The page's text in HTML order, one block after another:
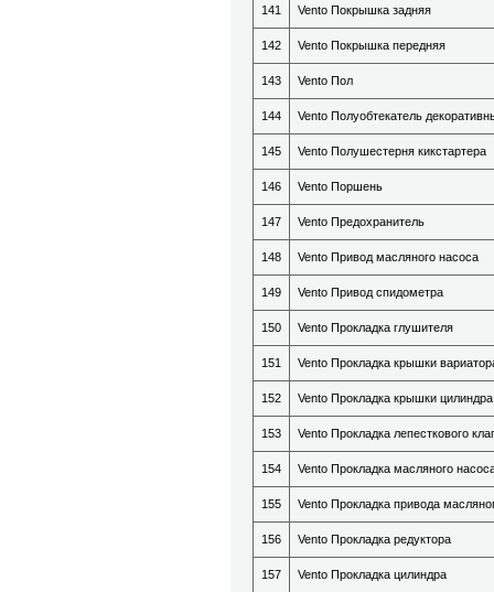
141 Vento Покрышка задняя
142 Vento Покрышка передняя
143 Vento Пол
144 Vento Полуобтекатель
145 Vento Полушестерня кикстартера
146 Vento Поршень
147 Vento Предохранитель
148 Vento Привод масляного насоса
149 Vento Привод спидометра
150 Vento Прокладка глушителя
151 Vento Прокладка крышки
152 Vento Прокладка крышки цилиндра
153 Vento Прокладка лепесткового
154 Vento Прокладка масляного
155 Vento Прокладка привода
156 Vento Прокладка редуктора
157 Vento Прокладка цилиндра